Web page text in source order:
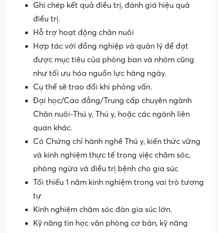
Ghi chép kết quả điều trị, đánh giá hiệu quả
điều trị.
Hỗ trợ hoạt động chăn nuôi
Hợp tác với đồng nghiệp và quản lý để đạt
được mục tiêu của phòng ban và nhóm cũng
như tối ưu hóa nguồn lực hàng ngày.
Cụ thể sẽ trao đổi khi phỏng vấn.
Đại học/Cao đẳng/Trung cấp chuyên ngành
Chăn nuôi-Thú y, Thú y, hoặc các ngành liên
quan khác.
Có Chứng chỉ hành nghề Thú y, kiến thức vững
và kinh nghiệm thực tế trong việc chăm sóc,
phòng ngừa và điều trị bệnh cho gia súc
Tối thiểu 1 năm kinh nghiệm trong vai trò tương
tự
Kinh nghiệm chăm sóc đàn gia súc lớn.
Kỹ năng tin học văn phòng cơ bản, kỹ năng